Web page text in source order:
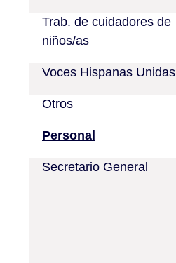
Trab. de cuidadores de
niños/as
Voces Hispanas Unidas
Otros
Personal
Secretario General